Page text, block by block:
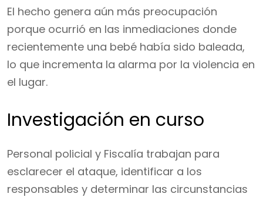
El hecho genera aún más preocupación
porque ocurrió en las inmediaciones donde
recientemente una bebé había sido baleada,
lo que incrementa la alarma por la violencia en
el lugar.
Investigación en curso
Personal policial y Fiscalía trabajan para
esclarecer el ataque, identificar a los
responsables y determinar las circunstancias